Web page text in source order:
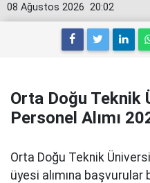
20:02
08 Ağustos 2026
Orta Doğu Teknik
Personel Alımı
Orta Doğu Teknik
üyesi alımına